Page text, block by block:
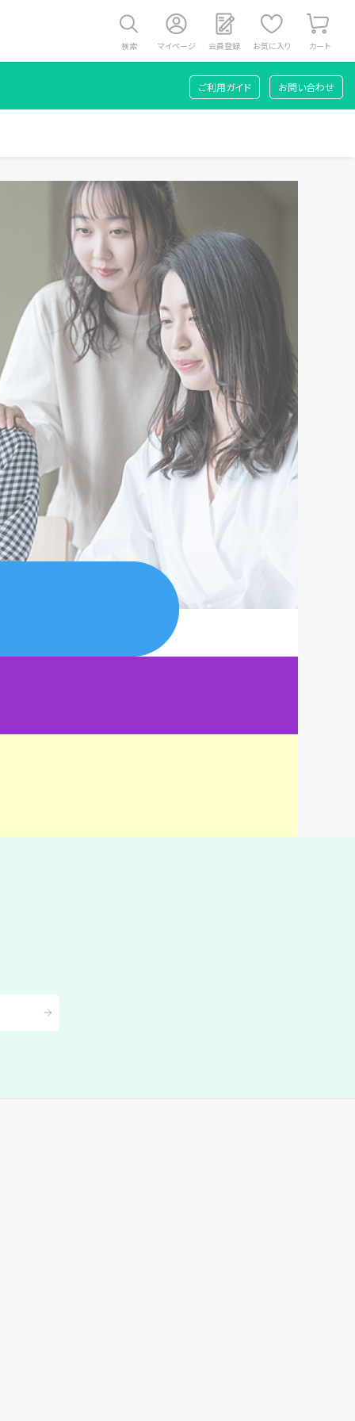
検索 マイページ 会員登録 お気に入り カート
ご利用ガイド お問い合わせ